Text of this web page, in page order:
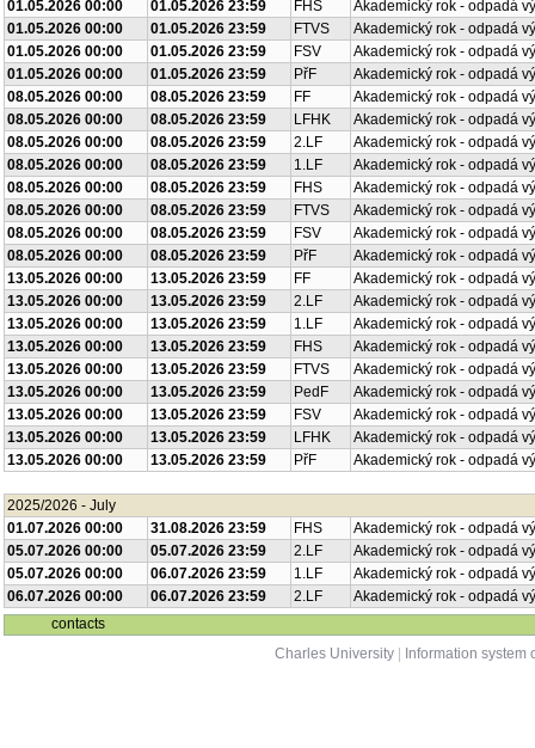
01.05.2026 00:00
01.05.2026 23:59 FHS
Akademický rok - odpadá
01.05.2026 00:00
01.05.2026 23:59 FTVS
Akademický rok - odpadá
01.05.2026 00:00
01.05.2026 23:59 FSV
Akademický rok - odpadá
01.05.2026 00:00
01.05.2026 23:59 PřF
Akademický rok - odpadá
08.05.2026 00:00
08.05.2026 23:59 FF
Akademický rok - odpadá
08.05.2026 00:00
08.05.2026 23:59 LFHK
Akademický rok - odpadá
08.05.2026 00:00
08.05.2026 23:59 2.LF
Akademický rok - odpadá
08.05.2026 00:00
08.05.2026 23:59 1.LF
Akademický rok - odpadá
08.05.2026 00:00
08.05.2026 23:59 FHS
Akademický rok - odpadá
08.05.2026 00:00
08.05.2026 23:59 FTVS
Akademický rok - odpadá
08.05.2026 00:00
08.05.2026 23:59 FSV
Akademický rok - odpadá
08.05.2026 00:00
08.05.2026 23:59 PřF
Akademický rok - odpadá
13.05.2026 00:00
13.05.2026 23:59 FF
Akademický rok - odpadá
13.05.2026 00:00
13.05.2026 23:59 2.LF
Akademický rok - odpadá
13.05.2026 00:00
13.05.2026 23:59 1.LF
Akademický rok - odpadá
13.05.2026 00:00
13.05.2026 23:59 FHS
Akademický rok - odpadá
13.05.2026 00:00
13.05.2026 23:59 FTVS
Akademický rok - odpadá
13.05.2026 00:00
13.05.2026 23:59 PedF
Akademický rok - odpadá
13.05.2026 00:00
13.05.2026 23:59 FSV
Akademický rok - odpadá
13.05.2026 00:00
13.05.2026 23:59 LFHK
Akademický rok - odpadá
13.05.2026 00:00
13.05.2026 23:59 PřF Akademický rok - odpadá
2025/2026 - July
01.07.2026 00:00
31.08.2026 23:59 FHS
Akademický rok - odpadá
05.07.2026 00:00
05.07.2026 23:59 2.LF
Akademický rok - odpadá
05.07.2026 00:00
06.07.2026 23:59 1.LF
Akademický rok - odpadá
06.07.2026 00:00
06.07.2026 23:59 2.LF
Akademický rok - odpadá
contacts
Charles University
Information